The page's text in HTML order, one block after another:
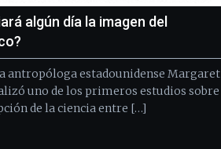
algún día la imagen del
antropóloga estadounidense Margaret
uno de los primeros estudios sobre
de la ciencia entre […]